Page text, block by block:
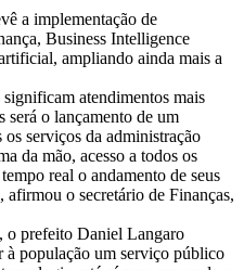
a implementação de
Business Intelligence
ampliando ainda mais a
significam atendimentos mais
será o lançamento de um
serviços da administração
da mão, acesso a todos os
real o andamento de seus
afirmou o secretário de Finanças,
o prefeito Daniel Langaro
à população um serviço público